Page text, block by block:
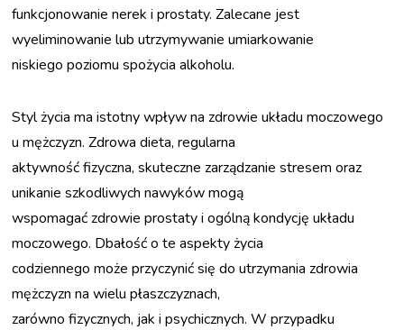
funkcjonowanie nerek i prostaty. Zalecane jest
wyeliminowanie lub utrzymywanie umiarkowanie
niskiego poziomu spożycia alkoholu.
Styl życia ma istotny wpływ na zdrowie układu moczowego
u mężczyzn. Zdrowa dieta, regularna
aktywność fizyczna, skuteczne zarządzanie stresem oraz
unikanie szkodliwych nawyków mogą
wspomagać zdrowie prostaty i ogólną kondycję układu
moczowego. Dbałość o te aspekty życia
codziennego może przyczynić się do utrzymania zdrowia
mężczyzn na wielu płaszczyznach,
zarówno fizycznych, jak i psychicznych. W przypadku